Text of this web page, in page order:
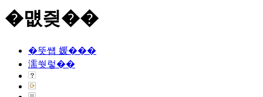
�먮즺��
�뚯썝 媛���
濡쒓렇��